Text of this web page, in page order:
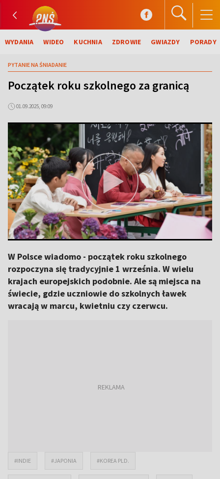
WYDANIA WIDEO KUCHNIA ZDROWIE GWIAZDY PORADY
PYTANIE NA ŚNIADANIE
Początek roku szkolnego za granicą
01.09.2025, 09:09
W Polsce wiadomo - początek roku szkolnego
rozpoczyna się tradycyjnie 1 września. W wielu
krajach europejskich podobnie. Ale są miejsca na
świecie, gdzie uczniowie do szkolnych ławek
wracają w marcu, kwietniu czy czerwcu.
#INDIE #JAPONIA #KOREA PLD.